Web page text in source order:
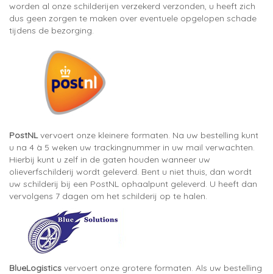
worden al onze schilderijen verzekerd verzonden, u heeft zich
dus geen zorgen te maken over eventuele opgelopen schade
tijdens de bezorging.
PostNLvervoert onze kleinere formaten. Na uw bestelling kunt
u na 4 à 5 weken uw trackingnummer in uw mail verwachten.
Hierbij kunt u zelf in de gaten houden wanneer uw
olieverfschilderij wordt geleverd. Bent u niet thuis, dan wordt
uw schilderij bij een PostNL ophaalpunt geleverd. U heeft dan
vervolgens 7 dagen om het schilderij op te halen.
BlueLogistics vervoert onze grotere formaten. Als uw bestelling